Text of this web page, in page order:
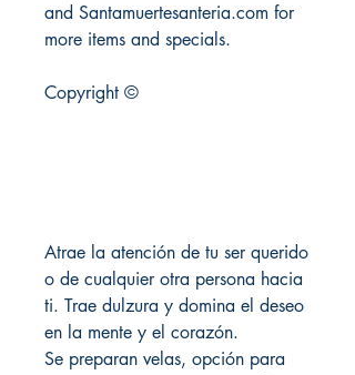
and Santamuertesanteria.com for
more items and specials.
Copyright ©
Atrae la atención de tu ser querido
o de cualquier otra persona hacia
ti. Trae dulzura y domina el deseo
en la mente y el corazón.
Se preparan velas, opción para